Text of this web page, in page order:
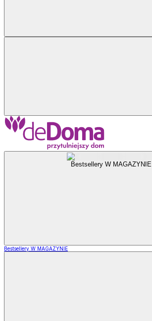
Bestsellery W MAGAZYNIE
Bestsellery W MAGAZYNIE